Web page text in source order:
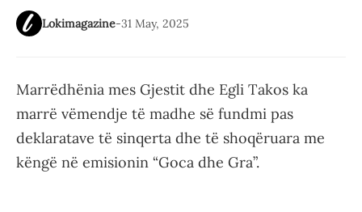
Lokimagazine-31 May, 2025
Marrëdhënia mes Gjestit dhe Egli Takos ka
marrë vëmendje të madhe së fundmi pas
deklaratave të sinqerta dhe të shoqëruara me
këngë në emisionin “Goca dhe Gra”.